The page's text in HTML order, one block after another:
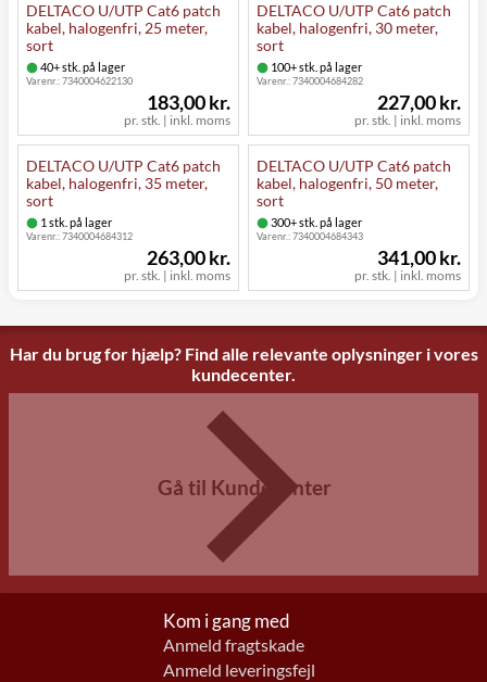
DELTACO U/UTP Cat6 patch
kabel, halogenfri, 25 meter,
sort
40+ stk. på lager
Varenr.:7340004622130
pr. stk. | inkl. moms
183,00 kr.
DELTACO U/UTP Cat6 patch
kabel, halogenfri, 30 meter,
sort
100+ stk. på lager
Varenr.:7340004684282
pr. stk. | inkl. moms
227,00 kr.
DELTACO U/UTP Cat6 patch
kabel, halogenfri, 35 meter,
sort
1 stk. på lager
Varenr.:7340004684312
pr. stk. | inkl. moms
263,00 kr.
DELTACO U/UTP Cat6 patch
kabel, halogenfri, 50 meter,
sort
300+ stk. på lager
Varenr.:7340004684343
pr. stk. | inkl. moms
341,00 kr.
Har du brug for hjælp? Find alle relevante oplysninger i vores
kundecenter.
Gå til Kundecenter
Kom i gang med
Anmeld fragtskade
Anmeld leveringsfejl